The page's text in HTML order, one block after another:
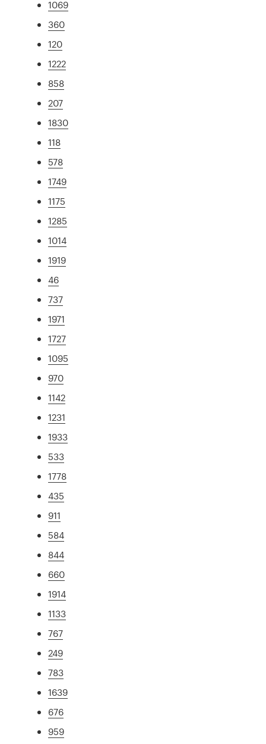
1069
360
120
1222
858
207
1830
118
578
1749
1175
1285
1014
1919
46
737
1971
1727
1095
970
1142
1231
1933
533
1778
435
911
584
844
660
1914
1133
767
249
783
1639
676
959